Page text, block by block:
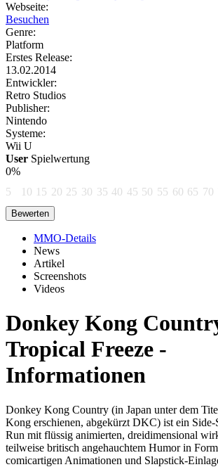
Webseite:
Besuchen
Genre:
Platform
Erstes Release:
13.02.2014
Entwickler:
Retro Studios
Publisher:
Nintendo
Systeme:
Wii U
User Spielwertung
0%
5
10 15 20 25 30 35 40 45 50 55 60 65 70
MMO-Details
News
Artikel
Screenshots
Videos
Donkey Kong
Tropical Freeze -
Informationen
Donkey Kong Country (in Japan unter dem
Kong erschienen, abgekürzt DKC) ist ein Side-
Run mit flüssig animierten, dreidimensional
teilweise britisch angehauchtem Humor in
comicartigen Animationen und Slapstick-